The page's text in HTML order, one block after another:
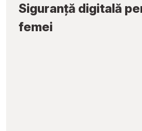
Siguranță digitală
femei